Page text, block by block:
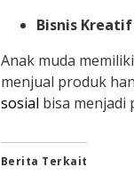
Bisnis Kreatif
Anak muda
menjual produk
sosial bisa menjadi
Berita Terkait